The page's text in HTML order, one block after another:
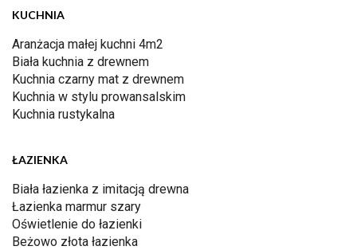
KUCHNIA
Aranżacja małej kuchni 4m2
Biała kuchnia z drewnem
Kuchnia czarny mat z drewnem
Kuchnia w stylu prowansalskim
Kuchnia rustykalna
ŁAZIENKA
Biała łazienka z imitacją drewna
Łazienka marmur szary
Oświetlenie do łazienki
Beżowo złota łazienka